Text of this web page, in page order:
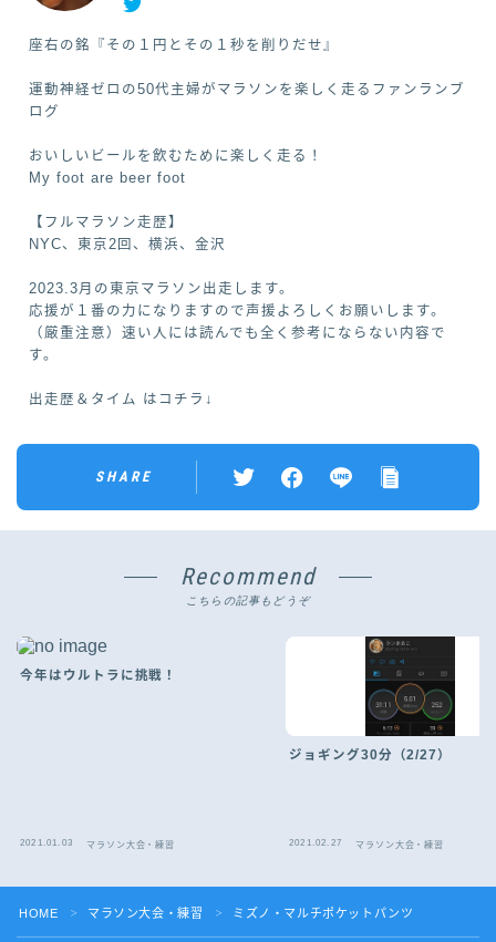
座右の銘『その１円とその１秒を削りだせ』
運動神経ゼロの50代主婦がマラソンを楽しく走るファンランブ
ログ
おいしいビールを飲むために楽しく走る！
My foot are beer foot
【フルマラソン走歴】
NYC、東京2回、横浜、金沢
2023.3月の東京マラソン出走します。
応援が１番の力になりますので声援よろしくお願いします。
（厳重注意）速い人には読んでも全く参考にならない内容で
す。
出走歴＆タイム はコチラ↓
SHARE
Recommend
こちらの記事もどうぞ
今年はウルトラに挑戦！
2021.01.03 マラソン大会・練習
ジョギング30分（2/27）
2021.02.27 マラソン大会・練習
HOME ＞ マラソン大会・練習 ＞ ミズノ・マルチポケットパンツ